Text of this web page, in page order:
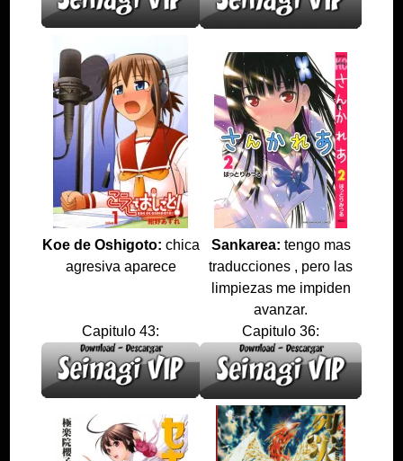
Koe de Oshigoto: chica
agresiva aparece
Sankarea: tengo mas
traducciones , pero las
limpiezas me impiden
avanzar.
Capitulo 43:
Capitulo 36: